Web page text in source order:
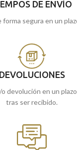
DE ENVÍO
forma segura en un
DEVOLUCIONES
devolución en un
tras ser recibido.